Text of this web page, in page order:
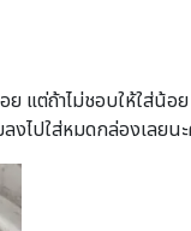
แต่ถ้าไม่ชอบให้ใส่น้
งไปใส่หมดกล่องเลย